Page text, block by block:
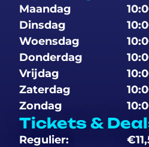
Maandag
Dinsdag
Woensdag
Donderdag
Vrijdag
Zaterdag
Zondag
Tickets &
Regulier: